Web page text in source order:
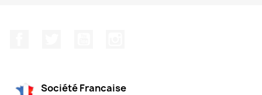
Société Francaise